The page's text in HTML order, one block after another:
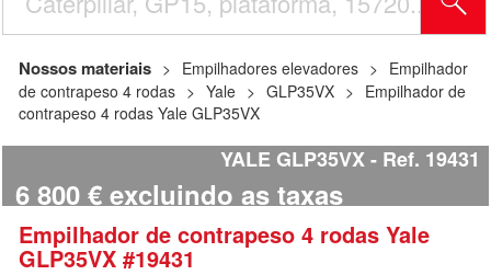
Nossos materiais Empilhadores elevadores
Empilhador
de contrapeso 4 rodas
Yale GLP35VX
Empilhador de
contrapeso 4 rodas Yale GLP35VX
YALE GLP35VX Ref. 19431
6 800 € excluindo as taxas
Empilhador de contrapeso 4 rodas Yale
GLP35VX #19431